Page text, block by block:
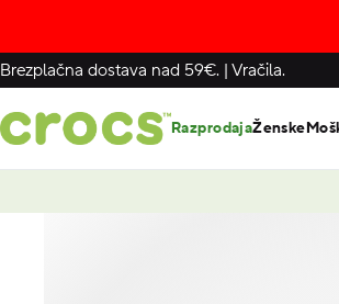
Brezplačna dostava nad 59€. | Vračila.
RazprodajaŽenske